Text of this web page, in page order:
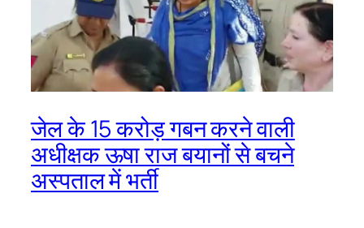
जेल के 15 करोड़ गबन करने वाली
अधीक्षक ऊषा राज बयानों से बचने
अस्पताल में भर्ती